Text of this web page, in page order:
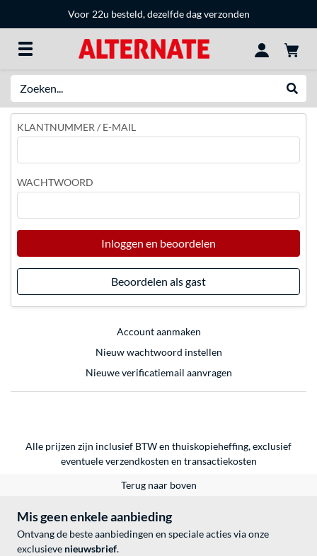
Voor 22u besteld, dezelfde dag verzonden
KLANTNUMMER / E-MAIL
WACHTWOORD
Inloggen en beoordelen
Beoordelen als gast
Account aanmaken
Nieuw wachtwoord instellen
Nieuwe verificatiemail aanvragen
Alle prijzen zijn inclusief BTW en thuiskopieheffing, exclusief
eventueleverzendkosten en transactiekosten
Terug naar boven
Mis geen enkele aanbieding
Ontvang de beste aanbiedingen en speciale acties via onze
exclusieve nieuwsbrief.